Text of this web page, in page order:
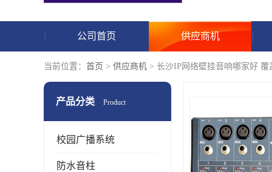
公司首页 供应商机
当前位置： 首页 > 供应商机 > 长沙IP网络壁挂音响哪家好 覆
产品分类 Product
校园广播系统
防水音柱